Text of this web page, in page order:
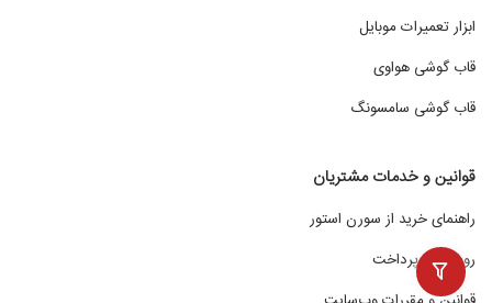
ابزار تعمیرات موبایل
قاب گوشی هواوی
قاب گوشی سامسونگ
قوانین و خدمات مشتریان
راهنمای خرید از سورن استور
روش‌های پرداخت